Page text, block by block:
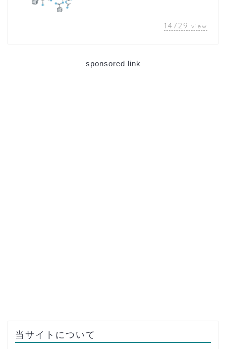
14729 view
sponsored link
当サイトについて